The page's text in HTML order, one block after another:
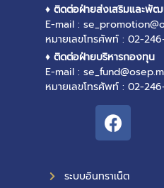
♦ ติดต่อฝ่ายส่งเสริมและพั
E-mail :
หมายเลขโทรศัพท์ : 02-
♦ ติดต่อฝ่ายบริหารกองทุน
E-mail :
หมายเลขโทรศัพท์ : 02-
ระบบอินทราเน็ต